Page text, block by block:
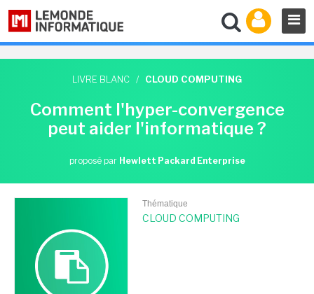
LIVRE BLANC / CLOUD COMPUTING
Comment l'hyper-convergence
peut aider l'informatique ?
proposé par Hewlett Packard Enterprise
Thématique
CLOUD COMPUTING